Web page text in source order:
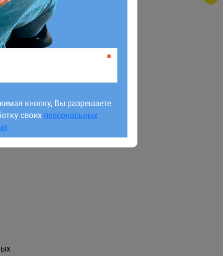
кнопку, Вы разрешаете
кнопку, Вы разрешаете
своих персональных